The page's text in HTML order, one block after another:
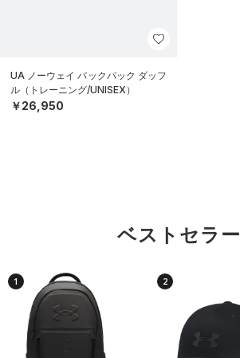
UA ノーウェイ バックパック ダッフ
ル（トレーニング/UNISEX）
￥26,950
ベストセラー
1 2